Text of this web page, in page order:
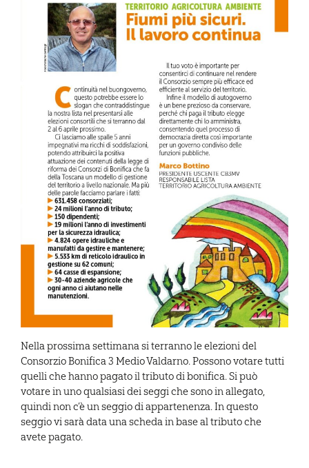
Nella prossima settimana si terranno le elezioni del
Consorzio Bonifica 3 Medio Valdarno. Possono votare tutti
quelli che hanno pagato il tributo di bonifica. Si può
votare in uno qualsiasi dei seggi che sono in allegato,
quindi non c’è un seggio di appartenenza. In questo
seggio vi sarà data una scheda in base al tributo che
avete pagato.